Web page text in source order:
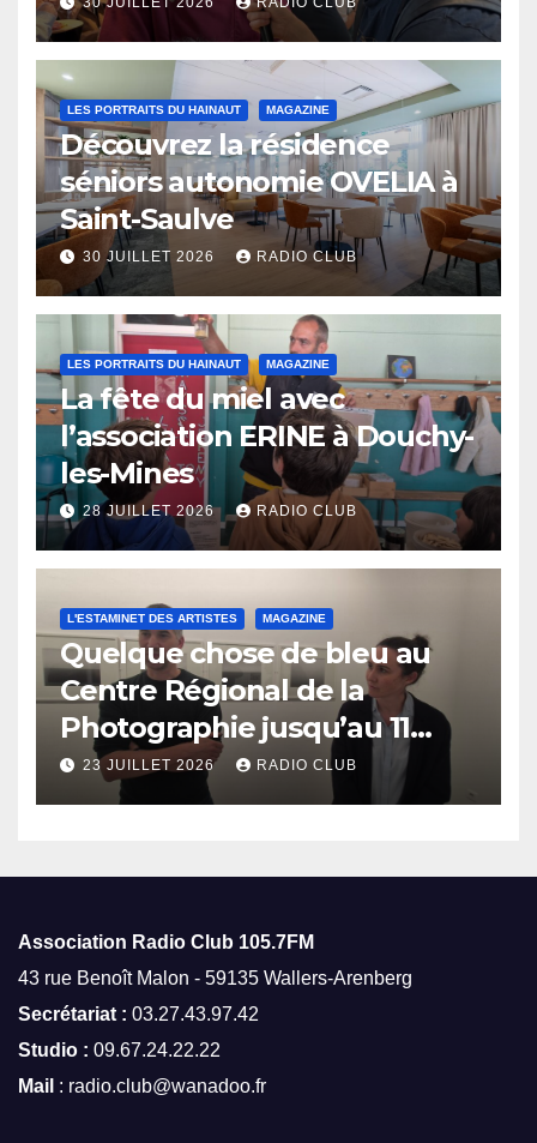
LES PORTRAITS DU HAINAUT MAGAZINE
Découvrez la résidence
séniors autonomie OVELIA à
Saint-Saulve
30 JUILLET 2026 RADIO CLUB
LES PORTRAITS DU HAINAUT MAGAZINE
La fête du miel avec
l’association ERINE à Douchy-
les-Mines
28 JUILLET 2026 RADIO CLUB
L'ESTAMINET DES ARTISTES MAGAZINE
Quelque chose de bleu au
Centre Régional de la
Photographie jusqu’au 11
octobre
23 JUILLET 2026 RADIO CLUB
Association Radio Club 105.7FM
43 rue Benoît Malon - 59135 Wallers-Arenberg
Secrétariat : 03.27.43.97.42
Studio : 09.67.24.22.22
Mail : radio.club@wanadoo.fr